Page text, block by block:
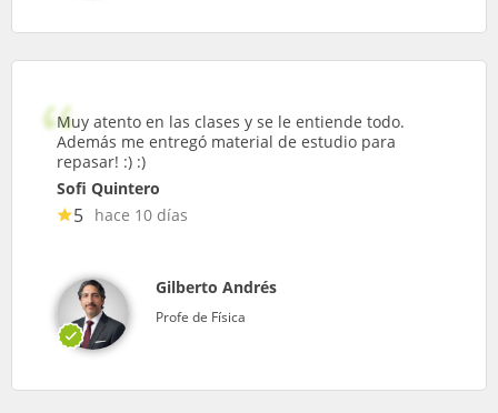
Muy atento en las clases y se le entiende todo.
Además me entregó material de estudio para
repasar! :) :)
Sofi Quintero
5 hace 10 días
Gilberto Andrés
Profe de Física